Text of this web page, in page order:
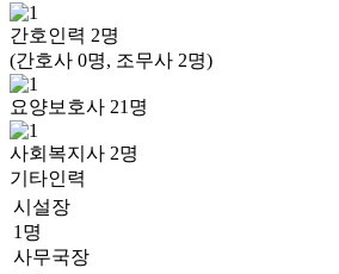
간호인력 2명
(간호사 0명, 조무사 2명)
요양보호사 21 명
사회복지사 2명
기타인력
시설장
1명
사무국장